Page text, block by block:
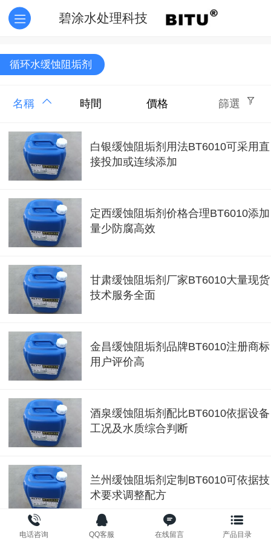
碧涂水处理科技
循环水缓蚀阻垢剂
名稱 時間 價格 篩選
白银缓蚀阻垢剂用法BT6010可采用直
接投加或连续添加
定西缓蚀阻垢剂价格合理BT6010添加
量少防腐高效
甘肃缓蚀阻垢剂厂家BT6010大量现货
技术服务全面
金昌缓蚀阻垢剂品牌BT6010注册商标
用户评价高
酒泉缓蚀阻垢剂配比BT6010依据设备
工况及水质综合判断
兰州缓蚀阻垢剂定制BT6010可依据技
术要求调整配方
电话咨询 QQ客服 在线留言 产品目录